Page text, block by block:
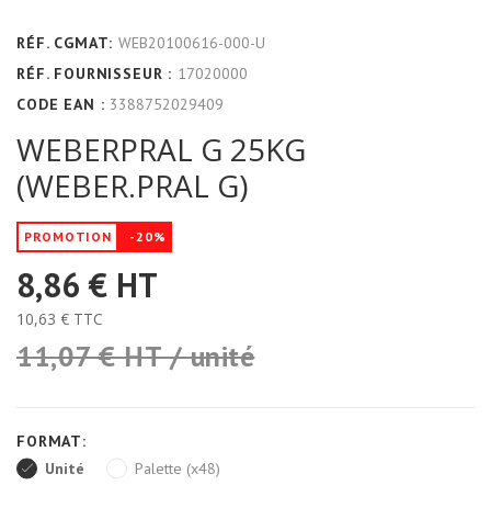
RÉF. CGMAT: WEB20100616-000-U
RÉF. FOURNISSEUR : 17020000
CODE EAN : 3388752029409
WEBERPRAL G 25KG
(WEBER.PRAL G)
PROMOTION -20%
8,86 € HT
10,63 € TTC
11,07 € HT / unité
FORMAT:
Unité
Palette (x48)